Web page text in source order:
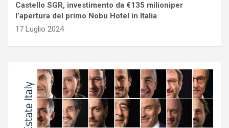
Castello SGR, investimento da €135 milioniper
l’apertura del primo Nobu Hotel in Italia
17 Luglio 2024